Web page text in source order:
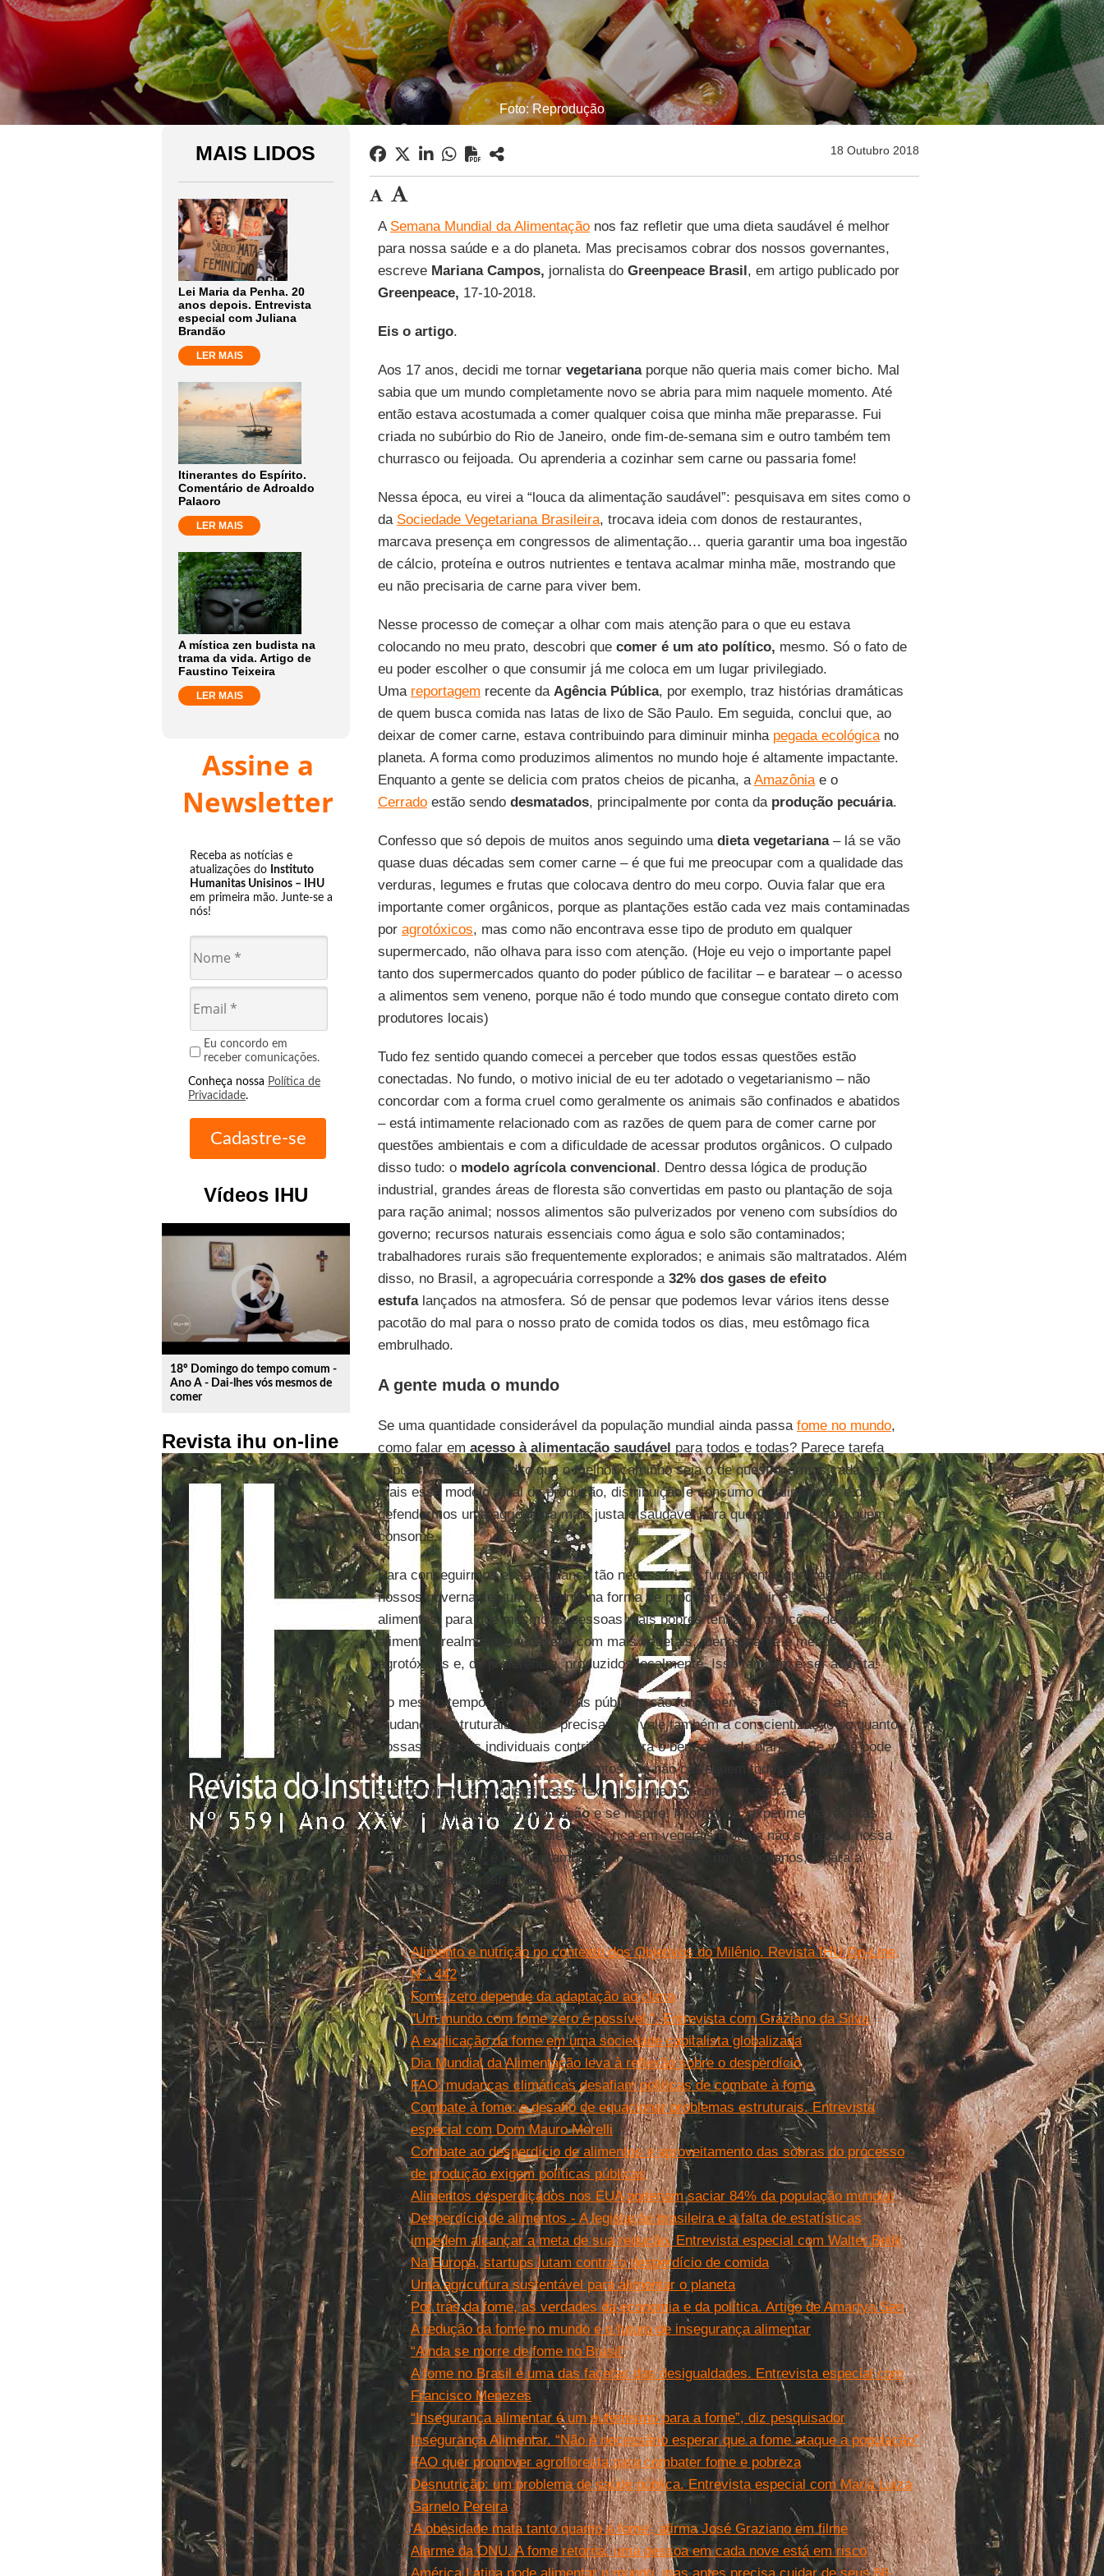
Foto: Reprodução
MAIS LIDOS
Lei Maria da Penha. 20
anos depois. Entrevista
especial com Juliana
Brandão
LER MAIS
Itinerantes do Espírito.
Comentário de Adroaldo
Palaoro
LER MAIS
A mística zen budista na
trama da vida. Artigo de
Faustino Teixeira
LER MAIS
Assine a
Newsletter
Receba as notícias e
atualizações do Instituto
Humanitas Unisinos – IHU
em primeira mão. Junte-se a
nós!
Eu concordo em
receber comunicações.
Conheça nossa Política de
Privacidade.
Vídeos IHU
play_circle_outline
18º Domingo do tempo comum -
Ano A - Dai-lhes vós mesmos de
comer
Revista ihu on-line
18 Outubro 2018
A Semana Mundial da Alimentaçãonos faz refletir que uma dieta saudável é melhor
para nossa saúde e a do planeta. Mas precisamos cobrar dos nossos governantes,
escreve Mariana Campos, jornalista do Greenpeace Brasil, em artigo publicado por
Greenpeace, 17-10-2018.
Eis o artigo.
Aos 17 anos, decidi me tornar vegetarianaporque não queria mais comer bicho. Mal
sabia que um mundo completamente novo se abria para mim naquele momento. Até
então estava acostumada a comer qualquer coisa que minha mãe preparasse. Fui
criada no subúrbio do Rio de Janeiro, onde fim-de-semana sim e outro também tem
churrasco ou feijoada. Ou aprenderia a cozinhar sem carne ou passaria fome!
Nessa época, eu virei a “louca da alimentação saudável”: pesquisava em sites como o
da Sociedade Vegetariana Brasileira, trocava ideia com donos de restaurantes,
marcava presença em congressos de alimentação… queria garantir uma boa ingestão
de cálcio, proteína e outros nutrientes e tentava acalmar minha mãe, mostrando que
eu não precisaria de carne para viver bem.
Nesse processo de começar a olhar com mais atenção para o que eu estava
colocando no meu prato, descobri quecomer é um ato político, mesmo. Só o fato de
eu poder escolher o que consumir já me coloca em um lugar privilegiado.
Uma reportagem recente da Agência Pública, por exemplo, traz histórias dramáticas
de quem busca comida nas latas de lixo de São Paulo. Em seguida, conclui que, ao
deixar de comer carne, estava contribuindo para diminuir minha pegada ecológicano
planeta. A forma como produzimos alimentos no mundo hoje é altamente impactante.
Enquanto a gente se delicia com pratos cheios de picanha, aAmazônia e o
Cerradoestão sendo desmatados, principalmente por conta da produção pecuária.
Confesso que só depois de muitos anos seguindo umadieta vegetariana– lá se vão
quase duas décadas sem comer carne – é que fui me preocupar com a qualidade das
verduras, legumes e frutas que colocava dentro do meu corpo. Ouvia falar que era
importante comer orgânicos, porque as plantações estão cada vez mais contaminadas
por agrotóxicos, mas como não encontrava esse tipo de produto em qualquer
supermercado, não olhava para isso com atenção. (Hoje eu vejo o importante papel
tanto dos supermercados quanto do poder público de facilitar – e baratear – o acesso
a alimentos sem veneno, porque não é todo mundo que consegue contato direto com
produtores locais)
Tudo fez sentido quando comecei a perceber que todos essas questões estão
conectadas. No fundo, o motivo inicial de eu ter adotado o vegetarianismo – não
concordar com a forma cruel como geralmente os animais são confinados e abatidos
– está intimamente relacionado com as razões de quem para de comer carne por
questões ambientais e com a dificuldade de acessar produtos orgânicos. O culpado
disso tudo: o modelo agrícola convencional. Dentro dessa lógica de produção
industrial, grandes áreas de floresta são convertidas em pasto ou plantação de soja
para ração animal; nossos alimentos são pulverizados por veneno com subsídios do
governo; recursos naturais essenciais como água e solo são contaminados;
trabalhadores rurais são frequentemente explorados; e animais são maltratados. Além
disso, no Brasil, a agropecuária corresponde a 32% dos gases de efeito
estufalançados na atmosfera. Só de pensar que podemos levar vários itens desse
pacotão do mal para o nosso prato de comida todos os dias, meu estômago fica
embrulhado.
A gente muda o mundo
Se uma quantidade considerável da população mundial ainda passa fome no mundo,
como falar em acesso à alimentação saudável para todos e todas? Parece tarefa
impossível, mas acredito que o melhor caminho seja o de questionarmos cada vez
mais esse modelo atual de produção, distribuição e consumo de alimentos, e de
defendermos uma agricultura mais justa e saudável para quem planta e para quem
consome.
Para conseguirmos essa mudança tão necessária, é fundamental que cobremos dos
nossos governantes um rearranjo na forma de produzir, distribuir e comercializar os
alimentos, para que mesmo as pessoas mais pobres tenham condições de adquirir
alimentos realmente saudáveis, com mais vegetais, menos carne e menos
agrotóxicos e, de preferência, produzidos localmente. Isso também é ser ativista!
Ao mesmo tempo em que políticas públicas são fundamentais para trazer as
mudanças estruturais de que precisamos, vale também a conscientização do quanto
nossas decisões individuais contribuem para o bem-estar do planeta. Se você pode
escolher colocar no seu prato alimentos que não carreguem todos os problemas
socioambientais que listei nesse texto, por que não começar agora? Aproveite a
Semana Mundial da Alimentaçãoe se inspire! Informe-se, experimente receitas
baratas e saborosas. Uma dieta mais rica em vegetais é ótima não só para a nossa
saúde e o clima – é melhor também para as florestas, rios e oceanos, e para a
segurança alimentar global.
Leia mais
Alimento e nutrição no contexto dos Objetivos do Milênio. Revista IHU On-Line,
N°. 442
Fome zero depende da adaptação ao clima
''Um mundo com fome zero é possível.''. Entrevista com Graziano da Silva
A explicação da fome em uma sociedade capitalista globalizada
Dia Mundial da Alimentação leva à reflexão sobre o desperdício
FAO: mudanças climáticas desafiam políticas de combate à fome
Combate à fome: o desafio de equacionar problemas estruturais. Entrevista
especial com Dom Mauro Morelli
Combate ao desperdício de alimentos e aproveitamento das sobras do processo
de produção exigem políticas públicas
Alimentos desperdiçados nos EUA poderiam saciar 84% da população mundial
Desperdício de alimentos - A legislação brasileira e a falta de estatísticas
impedem alcançar a meta de sua redução. Entrevista especial com Walter Belik
Na Europa, startups lutam contra o desperdício de comida
Uma agricultura sustentável para alimentar o planeta
Por trás da fome, as verdades da economia e da política. Artigo de Amartya Sen
A redução da fome no mundo e o futuro de insegurança alimentar
“Ainda se morre de fome no Brasil”
A fome no Brasil é uma das facetas das desigualdades. Entrevista especial com
Francisco Menezes
“Insegurança alimentar é um eufemismo para a fome”, diz pesquisador
Insegurança Alimentar. “Não é necessário esperar que a fome ataque a população”
FAO quer promover agrofloresta para combater fome e pobreza
Desnutrição: um problema de saúde pública. Entrevista especial com Maria Luiza
Garnelo Pereira
'A obesidade mata tanto quanto a fome', afirma José Graziano em filme
Alarme da ONU. A fome retorna, uma pessoa em cada nove está em risco